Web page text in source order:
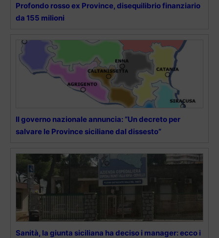
Profondo rosso ex Province, disequilibrio finanziario
da 155 milioni
Il governo nazionale annuncia: “Un decreto per
salvare le Province siciliane dal dissesto”
Sanità, la giunta siciliana ha deciso i manager: ecco i